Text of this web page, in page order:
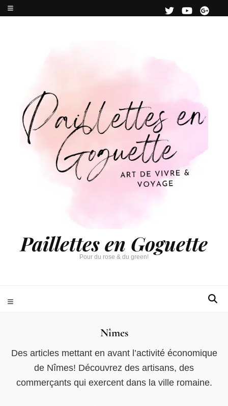
Paillettes en Goguette
Pour du rose & du green!
Nîmes
Des articles mettant en avant l’activité économique
de Nîmes! Découvrez des artisans, des
commerçants qui exercent dans la ville romaine.